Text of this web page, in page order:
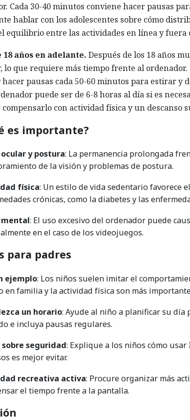
Cada 30-40 minutos conviene hacer pausas
hablar con los adolescentes sobre cómo
equilibrio entre las actividades en línea y fuera
18 años en adelante. Después de los 18 años
lo que requiere más tiempo frente al
pausas cada 50-60 minutos para estirar y
puede ser de 6-8 horas al día si es
con actividad física y un descanso
es importante?
ocular y postura: La permanencia prolongada
de la visión y problemas de postura.
física: Un estilo de vida sedentario favorece
crónicas, como la diabetes y las
mental: El uso excesivo del ordenador puede
en el caso de los videojuegos.
para padres
ejemplo: Los niños suelen imitar el
en familia y la actividad física son más
un horario: Ayude al niño a planificar su
e incluya pausas regulares.
sobre seguridad: Explique a los niños cómo
es mejor evitar.
recreativa activa: Procure organizar más
el tiempo frente a la pantalla.